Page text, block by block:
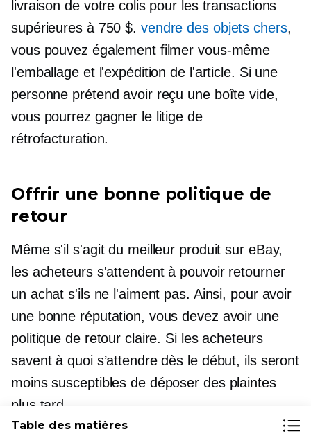
livraison de votre colis pour les transactions
supérieures à 750 $. vendre des objets chers,
vous pouvez également filmer vous-même
l'emballage et l'expédition de l'article. Si une
personne prétend avoir reçu une boîte vide,
vous pourrez gagner le litige de
rétrofacturation.
Offrir une bonne politique de
retour
Même s'il s'agit du meilleur produit sur eBay,
les acheteurs s'attendent à pouvoir retourner
un achat s'ils ne l'aiment pas. Ainsi, pour avoir
une bonne réputation, vous devez avoir une
politique de retour claire. Si les acheteurs
savent à quoi s’attendre dès le début, ils seront
moins susceptibles de déposer des plaintes
plus tard.
Table des matières